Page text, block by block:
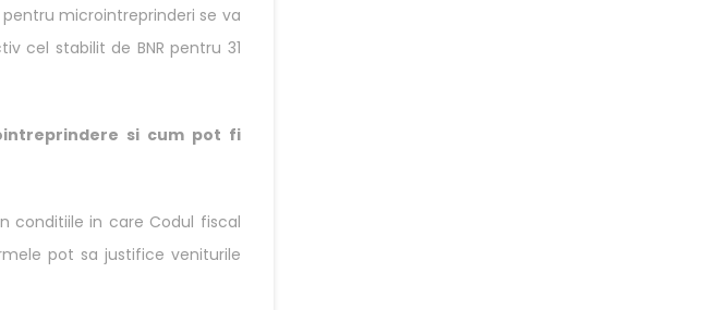
microintreprinderi se va
cel stabilit de BNR pentru 31
si cum pot fi
conditiile in care Codul fiscal
pot sa justifice veniturile